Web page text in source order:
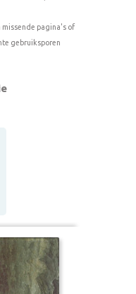
pagina's of
gebruiksporen